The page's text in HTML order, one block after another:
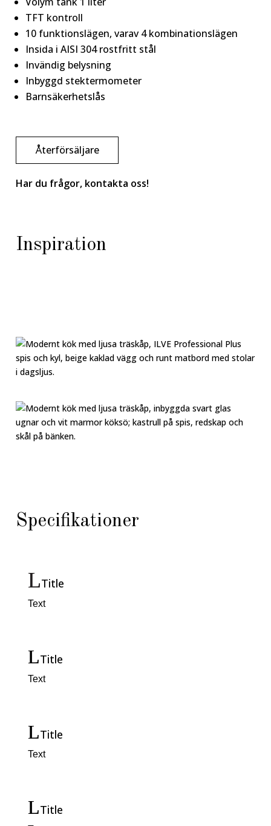
TFT kontroll
10 funktionslägen, varav 4 kombinationslägen
Insida i AISI 304 rostfritt stål
Invändig belysning
Inbyggd stektermometer
Barnsäkerhetslås
Återförsäljare
Har du frågor, kontakta oss!
Inspiration
Specifikationer
Title
Text
Title
Text
Title
Text
Title